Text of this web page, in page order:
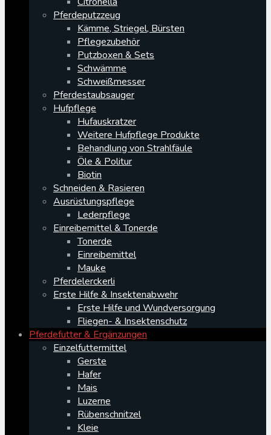
Pferdeputzzeug
Kämme, Striegel, Bürsten
Pflegezubehör
Putzboxen & Sets
Schwämme
Schweißmesser
Pferdestaubsauger
Hufpflege
Hufauskratzer
Weitere Hufpflege Produkte
Behandlung von Strahlfäule
Öle & Politur
Biotin
Schneiden & Rasieren
Ausrüstungspflege
Lederpflege
Einreibemittel & Tonerde
Tonerde
Einreibemittel
Mauke
Pferdelerckerli
Erste Hilfe & Insektenabwehr
Erste Hilfe und Wundversorgung
Fliegen- & Insektenschutz
Pferdefutter & Ergänzungen
Einzelfuttermittel
Gerste
Hafer
Mais
Luzerne
Rübenschnitzel
Kleie